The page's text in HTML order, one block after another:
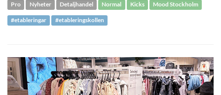
Pro Nyheter Detaljhandel Normal Kicks Mood Stockholm
#etableringar #etableringskollen